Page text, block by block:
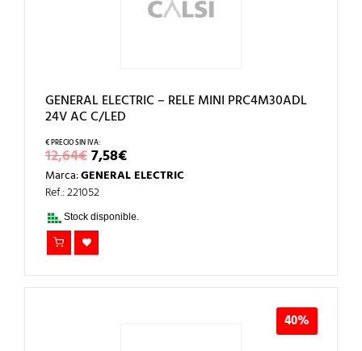
GENERAL ELECTRIC – RELE MINI PRC4M30ADL
24V AC C/LED
12,64€EL
PRECIO
ORIGINAL
ERA:
12,64€.
7,58€EL
PRECIO
ACTUAL
7,58€.
Marca:GENERAL ELECTRIC
Ref.: 221052
Stock disponible.
40%